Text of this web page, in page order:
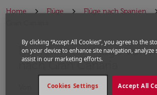
Home Flüge Flüge nach Spanien
Die nächsten Flüge von
nach Gran Canaria
Bitte ändern Sie Ihre gewünschte
By clicking “Accept All Cookies”, you agree to the
on your device to enhance site navigation, analyze
assist in our marketing efforts.
Accept All
Cookies Settings